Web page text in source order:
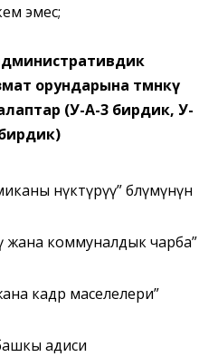
эмес;
орундарына төмөнкү
(У-А-3 бирдик, У-
өнүктүрүү” бөлүмүнүн
жана коммуналдык чарба”
кадр маселелери”
адиси